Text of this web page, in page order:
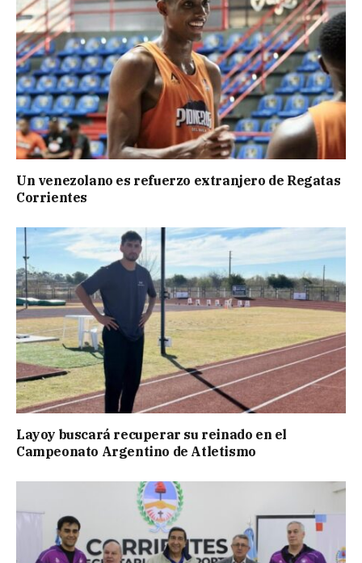
Un venezolano es refuerzo extranjero de Regatas
Corrientes
Layoy buscará recuperar su reinado en el
Campeonato Argentino de Atletismo